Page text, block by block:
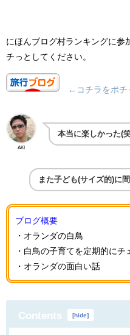
にほんブログ村ランキングに参
チっとしてください。
←コチラをポチ
AKI
本当に楽しかった(
また子ども(サイズ的)に
ブログ概要
・オランダの白鳥
・白鳥の子育てを定期的にチ
・オランダの面白い話
Contents [hide]